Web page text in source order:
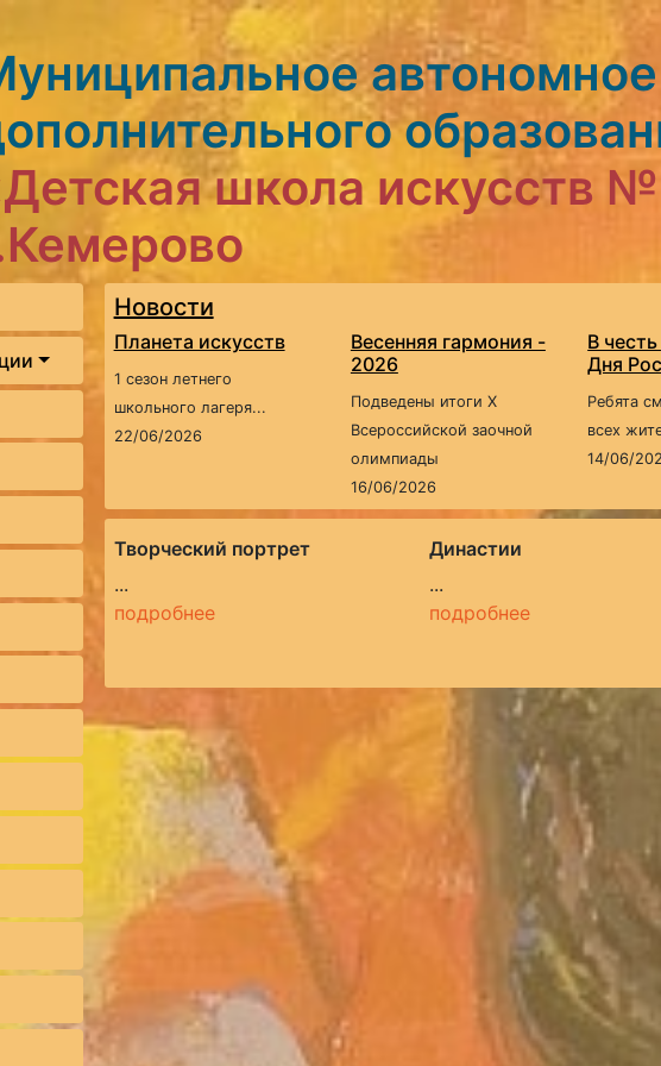
школа искусств
Новости
Планета искусств
1 сезон летнего
школьного лагеря...
22/06/2026
Весенняя гармония -
2026
Подведены итоги X
Всероссийской заочной
олимпиады
16/06/2026
В
Дня
Ребята
всех
14/06/
Творческий портрет
...
подробнее
Династии
...
подробнее